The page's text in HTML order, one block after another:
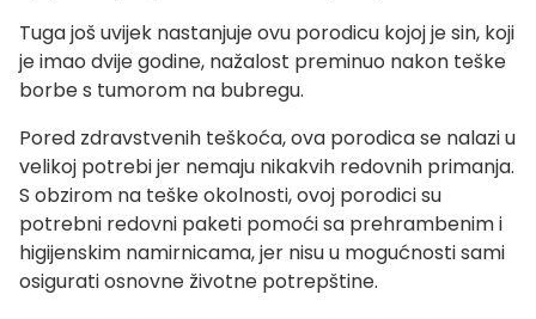
Tuga još uvijek nastanjuje ovu porodicu kojoj je sin, koji
je imao dvije godine, nažalost preminuo nakon teške
borbe s tumorom na bubregu.
Pored zdravstvenih teškoća, ova porodica se nalazi u
velikoj potrebi jer nemaju nikakvih redovnih primanja.
S obzirom na teške okolnosti, ovoj porodici su
potrebni redovni paketi pomoći sa prehrambenim i
higijenskim namirnicama, jer nisu u mogućnosti sami
osigurati osnovne životne potrepštine.